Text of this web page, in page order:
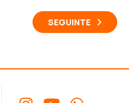
SEGUINTE